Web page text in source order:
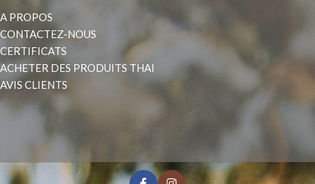
A PROPOS
CONTACTEZ-NOUS
CERTIFICATS
ACHETER DES PRODUITS THAI
AVIS CLIENTS